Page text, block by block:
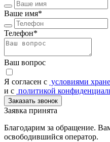
Ваше имя*
Телефон*
Ваш вопрос
Я согласен c условиями
и с политикой
Заказать звонок
Заявка принята
Благодарим за обращение.
освободившийся оператор.